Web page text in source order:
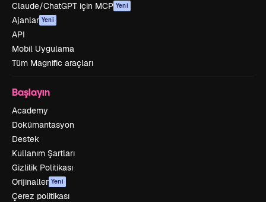
Claude/ChatGPT için MCP Yeni
Ajanlar Yeni
API
Mobil Uygulama
Tüm Magnific araçları
Başlayın
Academy
Dokümantasyon
Destek
Kullanım Şartları
Gizlilik Politikası
Orijinaller Yeni
Çerez politikası